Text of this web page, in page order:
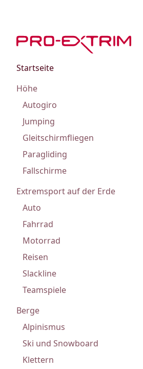
Startseite
Höhe
Autogiro
Jumping
Gleitschirmfliegen
Paragliding
Fallschirme
Extremsport auf der Erde
Auto
Fahrrad
Motorrad
Reisen
Slackline
Teamspiele
Berge
Alpinismus
Ski und Snowboard
Klettern